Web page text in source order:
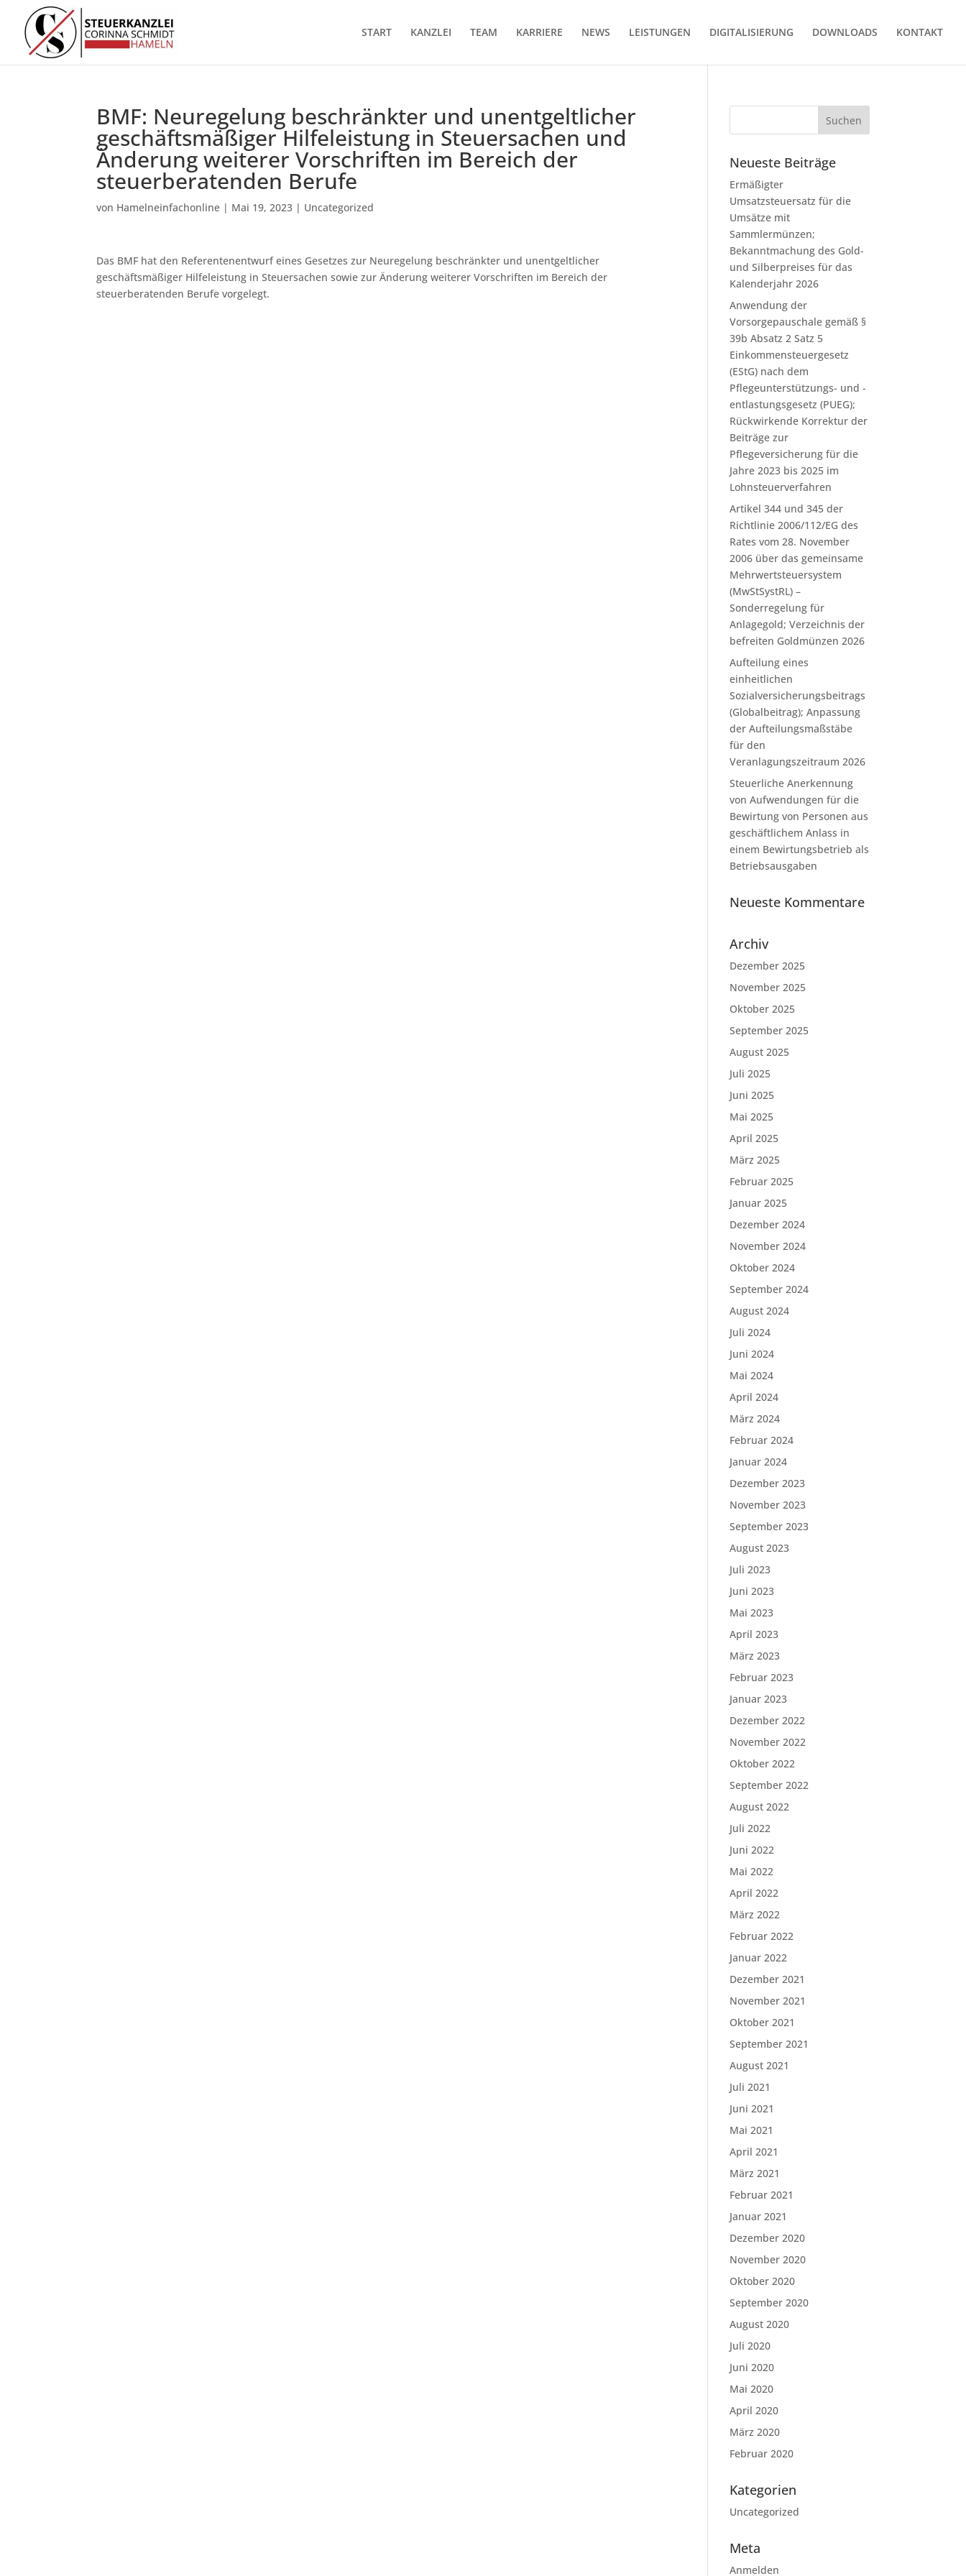
START KANZLEI TEAM KARRIERE NEWS LEISTUNGEN DIGITALISIERUNG DOWNLOADS KONTAKT
BMF: Neuregelung beschränkter und unentgeltlicher
geschäftsmäßiger Hilfeleistung in Steuersachen und
Änderung weiterer Vorschriften im Bereich der
steuerberatenden Berufe
von Hamelneinfachonline | Mai 19, 2023 | Uncategorized
Das BMF hat den Referentenentwurf eines Gesetzes zur Neuregelung beschränkter und unentgeltlicher
geschäftsmäßiger Hilfeleistung in Steuersachen sowie zur Änderung weiterer Vorschriften im Bereich der
steuerberatenden Berufe vorgelegt.
Neueste Beiträge
Ermäßigter
Umsatzsteuersatz für die
Umsätze mit
Sammlermünzen;
Bekanntmachung des Gold-
und Silberpreises für das
Kalenderjahr 2026
Anwendung der
Vorsorgepauschale gemäß §
39b Absatz 2 Satz 5
Einkommensteuergesetz
(EStG) nach dem
Pflegeunterstützungs- und -
entlastungsgesetz (PUEG);
Rückwirkende Korrektur der
Beiträge zur
Pflegeversicherung für die
Jahre 2023 bis 2025 im
Lohnsteuerverfahren
Artikel 344 und 345 der
Richtlinie 2006/112/EG des
Rates vom 28. November
2006 über das gemeinsame
Mehrwertsteuersystem
(MwStSystRL) –
Sonderregelung für
Anlagegold; Verzeichnis der
befreiten Goldmünzen 2026
Aufteilung eines
einheitlichen
Sozialversicherungsbeitrags
(Globalbeitrag); Anpassung
der Aufteilungsmaßstäbe
für den
Veranlagungszeitraum 2026
Steuerliche Anerkennung
von Aufwendungen für die
Bewirtung von Personen aus
geschäftlichem Anlass in
einem Bewirtungsbetrieb als
Betriebsausgaben
Neueste Kommentare
Archiv
Dezember 2025
November 2025
Oktober 2025
September 2025
August 2025
Juli 2025
Juni 2025
Mai 2025
April 2025
März 2025
Februar 2025
Januar 2025
Dezember 2024
November 2024
Oktober 2024
September 2024
August 2024
Juli 2024
Juni 2024
Mai 2024
April 2024
März 2024
Februar 2024
Januar 2024
Dezember 2023
November 2023
September 2023
August 2023
Juli 2023
Juni 2023
Mai 2023
April 2023
März 2023
Februar 2023
Januar 2023
Dezember 2022
November 2022
Oktober 2022
September 2022
August 2022
Juli 2022
Juni 2022
Mai 2022
April 2022
März 2022
Februar 2022
Januar 2022
Dezember 2021
November 2021
Oktober 2021
September 2021
August 2021
Juli 2021
Juni 2021
Mai 2021
April 2021
März 2021
Februar 2021
Januar 2021
Dezember 2020
November 2020
Oktober 2020
September 2020
August 2020
Juli 2020
Juni 2020
Mai 2020
April 2020
März 2020
Februar 2020
Kategorien
Uncategorized
Meta
Anmelden